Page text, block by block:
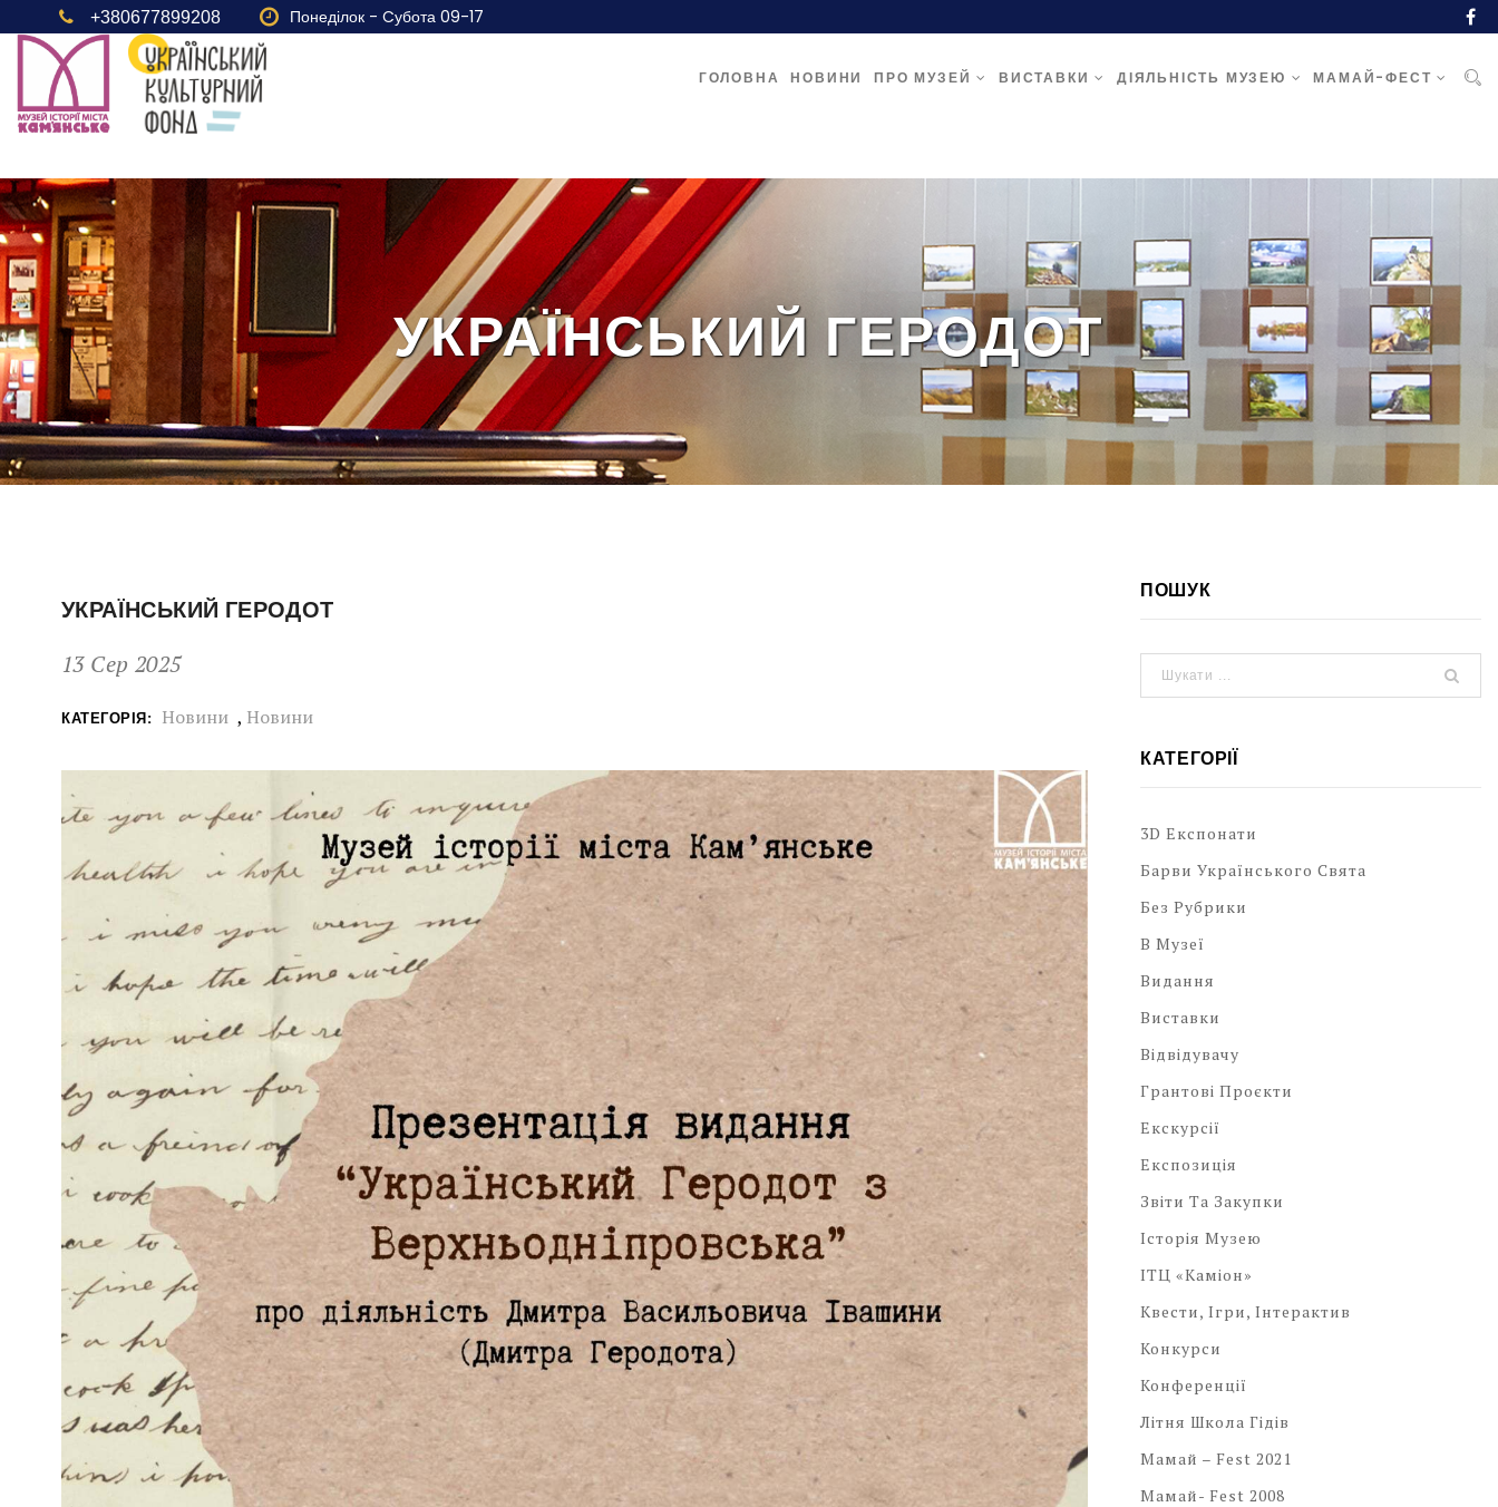
+380677899208 Понеділок - Cубота 09-17
ГОЛОВНА НОВИНИ ПРО МУЗЕЙ ВИСТАВКИ ДІЯЛЬНІСТЬ МУЗЕЮ МАМАЙ-ФЕСТ
УКРАЇНСЬКИЙ ГЕРОДОТ
УКРАЇНСЬКИЙ ГЕРОДОТ
13 Сер 2025
КАТЕГОРІЯ: Новини , Новини
ПОШУК
КАТЕГОРІЇ
3D Експонати
Барви Українського Свята
Без Рубрики
В Музеї
Видання
Виставки
Відвідувачу
Грантові Проєкти
Екскурсії
Експозиція
Звіти Та Закупки
Історія Музею
ІТЦ «Каміон»
Квести, Ігри, Інтерактив
Конкурси
Конференції
Літня Школа Гідів
Мамай – Fest 2021
Мамай- Fest 2008